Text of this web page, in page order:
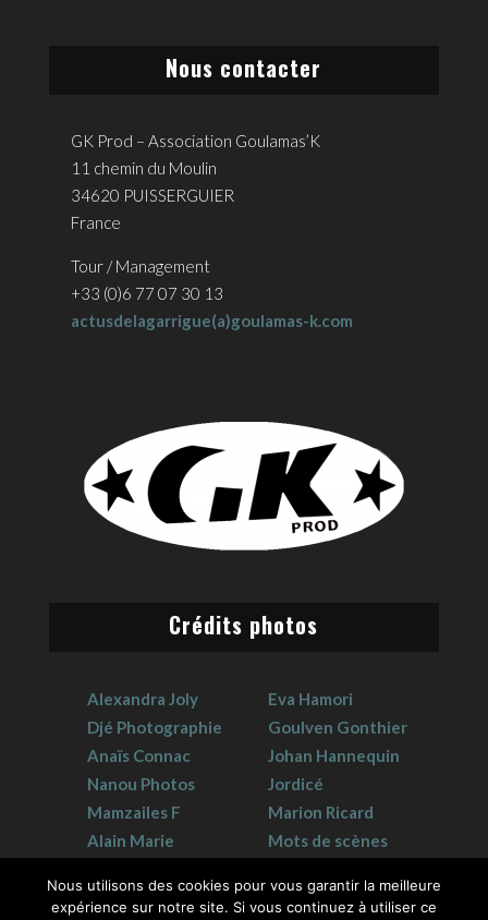
Nous contacter
GK Prod – Association Goulamas’K
11 chemin du Moulin
34620 PUISSERGUIER
France
Tour / Management
+33 (0)6 77 07 30 13
actusdelagarrigue(a)goulamas-k.com
Crédits photos
Alexandra Joly
Djé Photographie
Anaïs Connac
Nanou Photos
Mamzailes F
Alain Marie
Eva Hamori
Goulven Gonthier
Johan Hannequin
Jordicé
Marion Ricard
Mots de scènes
Nous utilisons des cookies pour vous garantir la meilleure
expérience sur notre site. Si vous continuez à utiliser ce